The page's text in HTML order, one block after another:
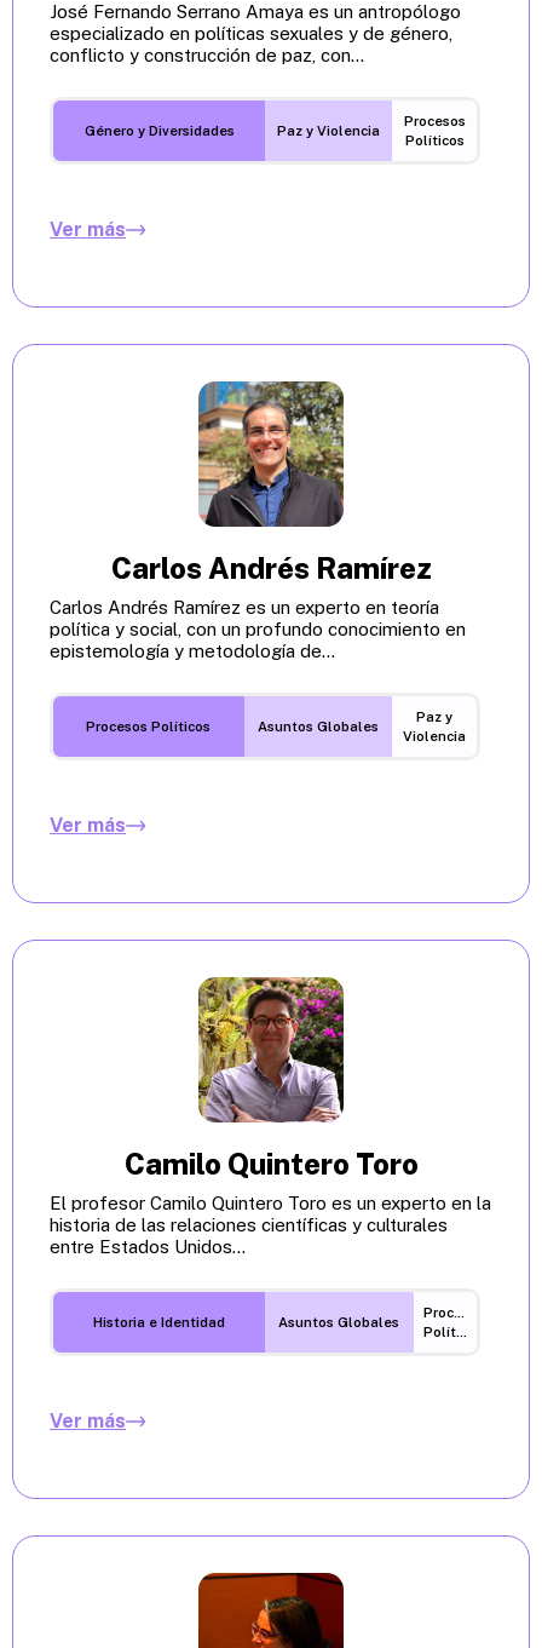
José Fernando Serrano Amaya es un antropólogo
especializado en políticas sexuales y de género,
conflicto y construcción de paz, con...
Género y Diversidades Paz y Violencia
Procesos
Políticos
Ver más
Carlos Andrés Ramírez
Carlos Andrés Ramírez es un experto en teoría
política y social, con un profundo conocimiento en
epistemología y metodología de...
Procesos Políticos Asuntos Globales
Paz y
Violencia
Ver más
Camilo Quintero Toro
El profesor Camilo Quintero Toro es un experto en la
historia de las relaciones científicas y culturales
entre Estados Unidos...
Historia e Identidad Asuntos Globales
Procesos
Políticos
Ver más